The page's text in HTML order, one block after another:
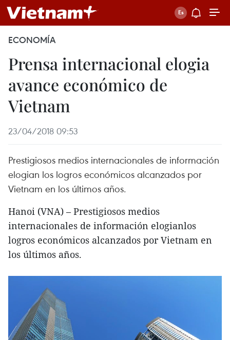
ECONOMÍA
Prensa internacional elogia
avance económico de
Vietnam
23/04/2018 09:53
Prestigiosos medios internacionales de información
elogian los logros económicos alcanzados por
Vietnam en los últimos años.
Hanoi (VNA) – Prestigiosos medios
internacionales de información elogianlos
logros económicos alcanzados por Vietnam en
los últimos años.